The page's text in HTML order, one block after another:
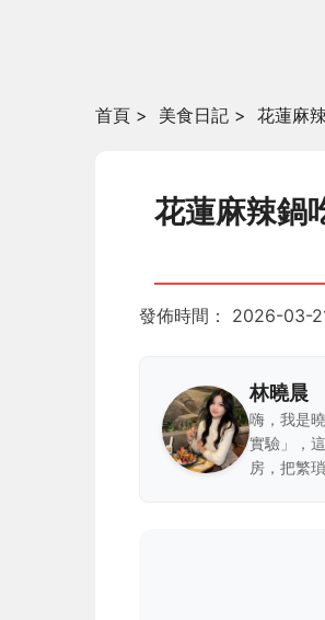
首頁 > 美食日記 > 花蓮麻
花蓮麻辣鍋
發佈時間： 2026-03-
林曉晨
嗨，我是
實驗」，
房，把繁